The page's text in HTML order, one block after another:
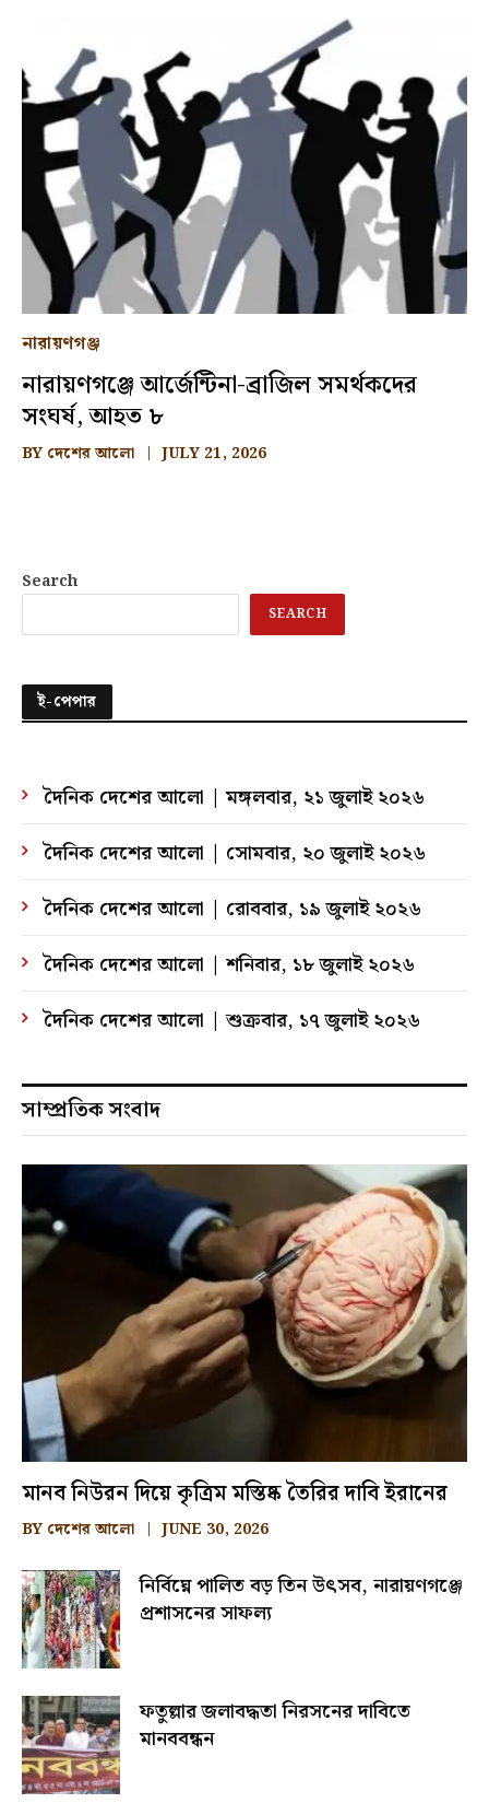
নারায়ণগঞ্জ
নারায়ণগঞ্জে আর্জেন্টিনা-ব্রাজিল সমর্থকদের
সংঘর্ষ, আহত ৮
BY দেশের আলো JULY 21, 2026
Search
SEARCH
ই-পেপার
দৈনিক দেশের আলো | মঙ্গলবার, ২১ জুলাই ২০২৬
দৈনিক দেশের আলো | সোমবার, ২০ জুলাই ২০২৬
দৈনিক দেশের আলো | রোববার, ১৯ জুলাই ২০২৬
দৈনিক দেশের আলো | শনিবার, ১৮ জুলাই ২০২৬
দৈনিক দেশের আলো | শুক্রবার, ১৭ জুলাই ২০২৬
সাম্প্রতিক সংবাদ
মানব নিউরন দিয়ে কৃত্রিম মস্তিষ্ক তৈরির দাবি ইরানের
BY দেশের আলো JUNE 30, 2026
নির্বিঘ্নে পালিত বড় তিন উৎসব, নারায়ণগঞ্জে
প্রশাসনের সাফল্য
ফতুল্লার জলাবদ্ধতা নিরসনের দাবিতে
মানববন্ধন